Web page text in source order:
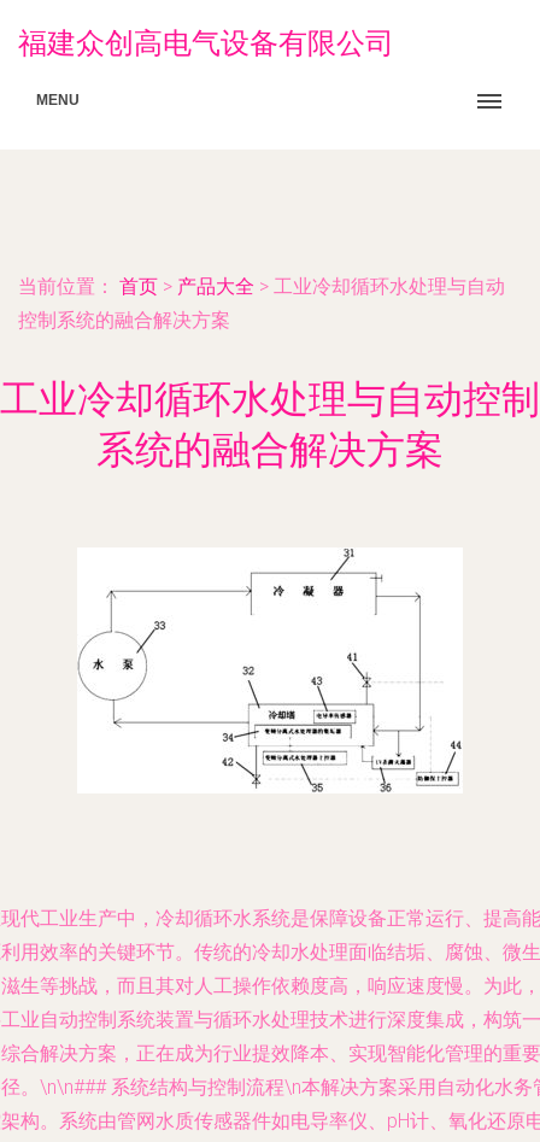
福建众创高电气设备有限公司
MENU
当前位置： 首页 > 产品大全 > 工业冷却循环水处理与自动
控制系统的融合解决方案
工业冷却循环水处理与自动控制
系统的融合解决方案
代工业生产中，冷却循环水系统是保障设备正常运行、提高能
用效率的关键环节。传统的冷却水处理面临结垢、腐蚀、微生
生等挑战，而且其对人工操作依赖度高，响应速度慢。为此，
业自动控制系统装置与循环水处理技术进行深度集成，构筑一
合解决方案，正在成为行业提效降本、实现智能化管理的重要
。\n\n### 系统结构与控制流程\n本解决方案采用自动化水务
构。系统由管网水质传感器件如电导率仪、pH计、氧化还原